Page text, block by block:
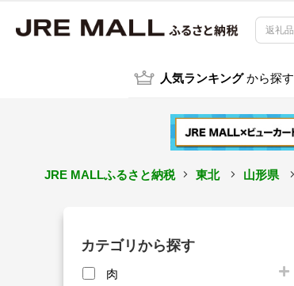
人気ランキング から探す
JRE MALLふるさと納税 東北 山形県
カテゴリから探す
肉